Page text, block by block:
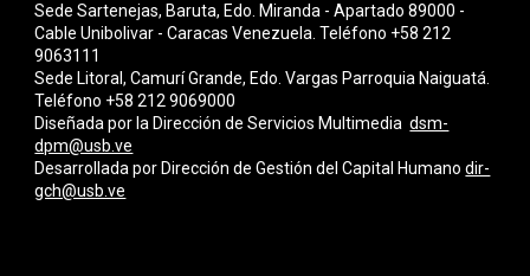
Sede Sartenejas, Baruta, Edo. Miranda - Apartado 89000 -
Cable Unibolivar - Caracas Venezuela. Teléfono +58 212
9063111
Sede Litoral, Camurí Grande, Edo. Vargas Parroquia Naiguatá.
Teléfono +58 212 9069000
Diseñada por la Dirección de Servicios Multimediadsm-
dpm@usb.ve
Desarrollada por Dirección de Gestión del Capital Humano dir-
gch@usb.ve